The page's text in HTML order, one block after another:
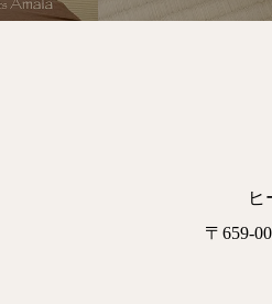
ヒ
〒659-